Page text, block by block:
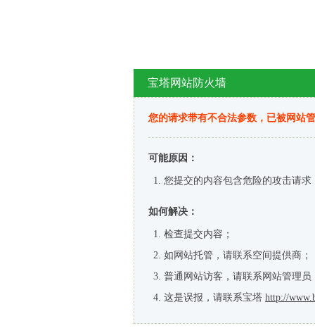
宝塔网站防火墙
您的请求带有不合法参数，已被网站
可能原因：
您提交的内容包含危险的攻击请求
如何解决：
检查提交内容；
如网站托管，请联系空间提供商；
普通网站访客，请联系网站管理员
这是误报，请联系宝塔 http://